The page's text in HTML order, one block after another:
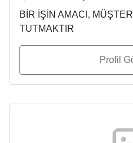
BİR İŞİN AMACI,
TUTMAKTIR
Profil